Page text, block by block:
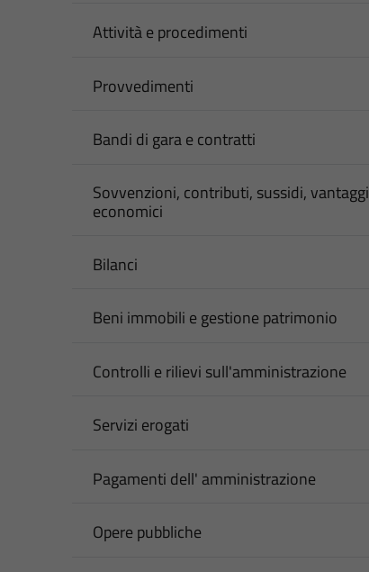
Attività e procedimenti
Provvedimenti
Bandi di gara e contratti
Sovvenzioni, contributi, sussidi, vantaggi
economici
Bilanci
Beni immobili e gestione patrimonio
Controlli e rilievi sull'amministrazione
Servizi erogati
Pagamenti dell' amministrazione
Opere pubbliche